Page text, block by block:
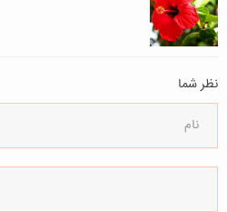
نظر شما